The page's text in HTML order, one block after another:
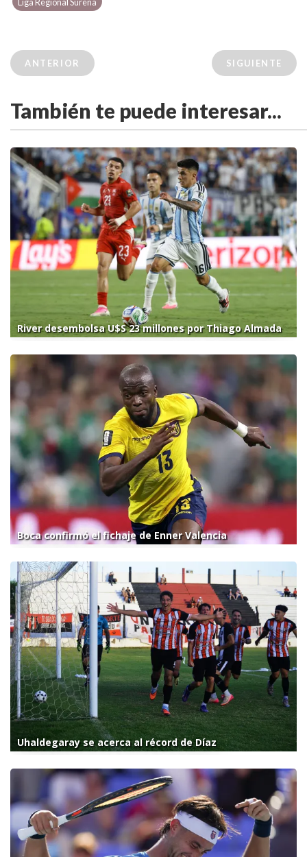
Liga Regional Sureña
ANTERIOR SIGUIENTE
También te puede interesar...
River desembolsa U$S 23 millones por Thiago Almada
Boca confirmó el fichaje de Enner Valencia
Uhaldegaray se acerca al récord de Díaz